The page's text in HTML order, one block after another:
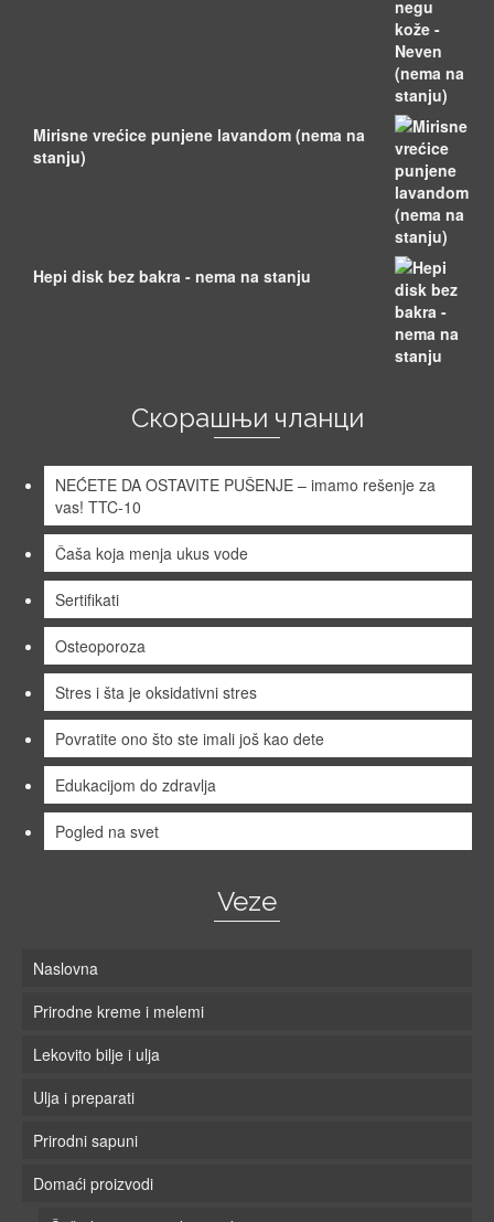
Mirisne vrećice punjene lavandom (nema na
stanju)
Hepi disk bez bakra - nema na stanju
Скорашњи чланци
NEĆETE DA OSTAVITE PUŠENJE – imamo rešenje za
vas! TTC-10
Čaša koja menja ukus vode
Sertifikati
Osteoporoza
Stres i šta je oksidativni stres
Povratite ono što ste imali još kao dete
Edukacijom do zdravlja
Pogled na svet
Veze
Naslovna
Prirodne kreme i melemi
Lekovito bilje i ulja
Ulja i preparati
Prirodni sapuni
Domaći proizvodi